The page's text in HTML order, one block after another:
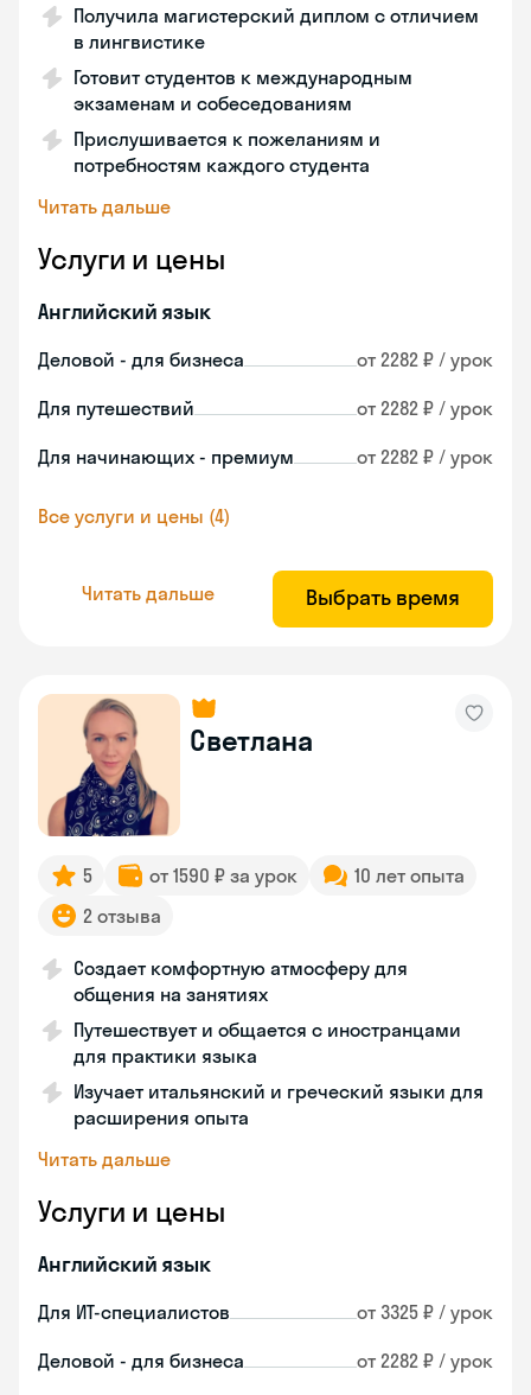
Получила магистерский диплом с отличием
в лингвистике
Готовит студентов к международным
экзаменам и собеседованиям
Прислушивается к пожеланиям и
потребностям каждого студента
Читать дальше
Услуги и цены
Английский язык
Деловой - для бизнеса от 2282 ₽ / урок
Для путешествий от 2282 ₽ / урок
Для начинающих - премиум от 2282 ₽ / урок
Все услуги и цены (4)
Читать дальше Выбрать время
Светлана
5 от 1590 ₽ за урок
10 лет опыта
2 отзыва
Создает комфортную атмосферу для
общения на занятиях
Путешествует и общается с иностранцами
для практики языка
Изучает итальянский и греческий языки для
расширения опыта
Читать дальше
Услуги и цены
Английский язык
Для ИТ-специалистов от 3325 ₽ / урок
Деловой - для бизнеса от 2282 ₽ / урок